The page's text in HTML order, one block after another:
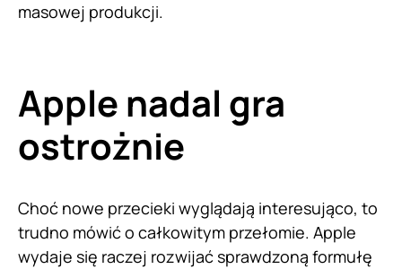
masowej produkcji.
Apple nadal gra
ostrożnie
Choć nowe przecieki wyglądają interesująco, to
trudno mówić o całkowitym przełomie. Apple
wydaje się raczej rozwijać sprawdzoną formułę